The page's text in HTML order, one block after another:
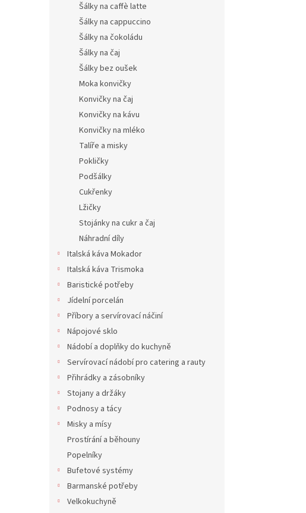
Šálky na caffè latte
Šálky na cappuccino
Šálky na čokoládu
Šálky na čaj
Šálky bez oušek
Moka konvičky
Konvičky na čaj
Konvičky na kávu
Konvičky na mléko
Talíře a misky
Pokličky
Podšálky
Cukřenky
Lžičky
Stojánky na cukr a čaj
Náhradní díly
Italská káva Mokador
Italská káva Trismoka
Baristické potřeby
Jídelní porcelán
Příbory a servírovací náčiní
Nápojové sklo
Nádobí a doplňky do kuchyně
Servírovací nádobí pro catering a rauty
Přihrádky a zásobníky
Stojany a držáky
Podnosy a tácy
Misky a mísy
Prostírání a běhouny
Popelníky
Bufetové systémy
Barmanské potřeby
Velkokuchyně